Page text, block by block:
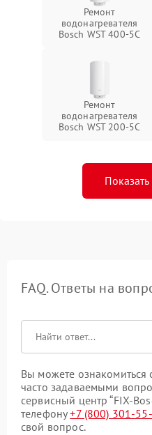
Ремонт
водонагревателя
Bosch WST 400-5C
Ремонт
водонагревателя
Bosch WST 200-5C
FAQ. Ответы на
Вы можете
часто задаваемыми
сервисный центр “FIX-
телефону+7 (800) 301-
свой вопрос.